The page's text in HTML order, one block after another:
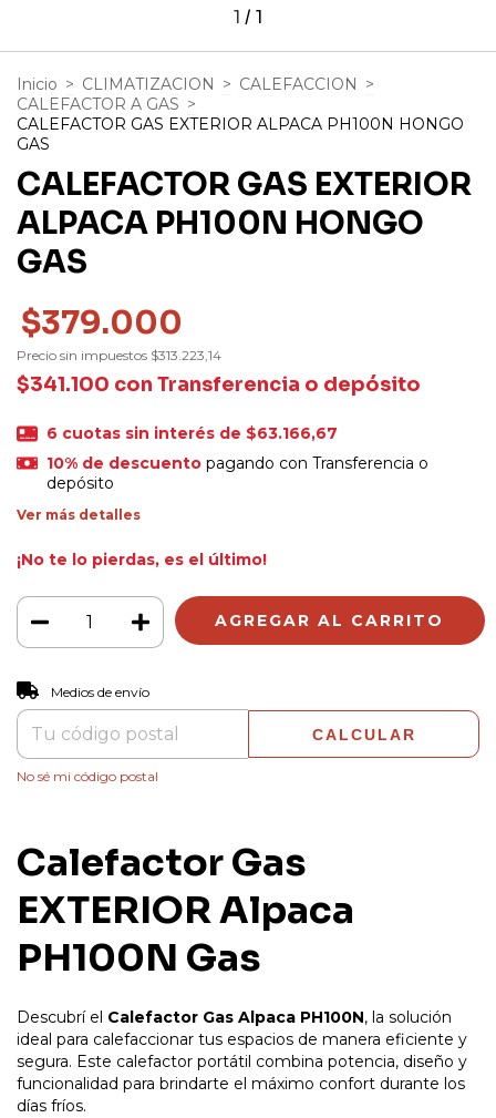
1 / 1
Inicio > CLIMATIZACION > CALEFACCION >
CALEFACTOR A GAS >
CALEFACTOR GAS EXTERIOR ALPACA PH100N HONGO
GAS
CALEFACTOR GAS EXTERIOR
ALPACA PH100N HONGO
GAS
$379.000
Precio sin impuestos $313.223,14
$341.100 con Transferencia o depósito
6 cuotas sin interés de $63.166,67
10% de descuentopagando con Transferencia o
depósito
Ver más detalles
¡No te lo pierdas, es el último!
Entregas para el CP:
Medios de envío
CALCULAR
No sé mi código postal
Calefactor Gas
EXTERIOR Alpaca
PH100N Gas
Descubrí el Calefactor Gas Alpaca PH100N, la solución
ideal para calefaccionar tus espacios de manera eficiente y
segura. Este calefactor portátil combina potencia, diseño y
funcionalidad para brindarte el máximo confort durante los
días fríos.